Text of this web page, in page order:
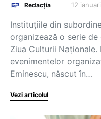
Redacția 12
Instituțiile din
organizează o serie
Ziua Culturii
evenimentelor
Eminescu, născut în…
Vezi articolul